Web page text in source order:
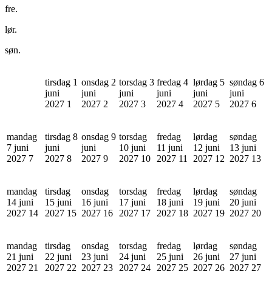
fre.
lør.
søn.
tirsdag 1
juni
2027 1
onsdag 2
juni
2027 2
torsdag 3
juni
2027 3
fredag 4
juni
2027 4
lørdag 5
juni
2027 5
søndag 6
juni
2027 6
mandag
7 juni
2027 7
tirsdag 8
juni
2027 8
onsdag 9
juni
2027 9
torsdag
10 juni
2027 10
fredag
11 juni
2027 11
lørdag
12 juni
2027 12
søndag
13 juni
2027 13
mandag
14 juni
2027 14
tirsdag
15 juni
2027 15
onsdag
16 juni
2027 16
torsdag
17 juni
2027 17
fredag
18 juni
2027 18
lørdag
19 juni
2027 19
søndag
20 juni
2027 20
mandag
21 juni
2027 21
tirsdag
22 juni
2027 22
onsdag
23 juni
2027 23
torsdag
24 juni
2027 24
fredag
25 juni
2027 25
lørdag
26 juni
2027 26
søndag
27 juni
2027 27